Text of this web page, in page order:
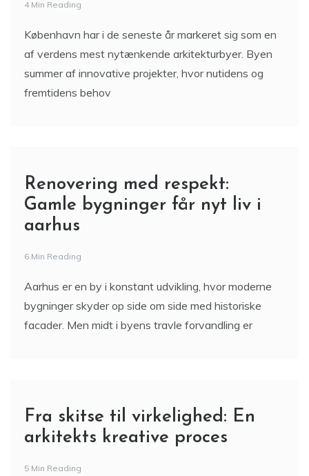
4 Min Reading
København har i de seneste år markeret sig som en
af verdens mest nytænkende arkitekturbyer. Byen
summer af innovative projekter, hvor nutidens og
fremtidens behov
Renovering med respekt:
Gamle bygninger får nyt liv i
aarhus
6 Min Reading
Aarhus er en by i konstant udvikling, hvor moderne
bygninger skyder op side om side med historiske
facader. Men midt i byens travle forvandling er
Fra skitse til virkelighed: En
arkitekts kreative proces
5 Min Reading